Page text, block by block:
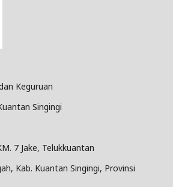
Keguruan
Singingi
7 Jake, Telukkuantan
Kab. Kuantan Singingi, Provinsi